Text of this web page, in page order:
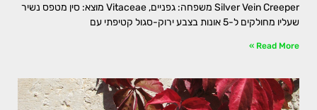
Silver Vein Creeper משפחה: גפניים, Vitaceae מוצא: סין מטפס נשיר
שעליו מחולקים ל-5 אונות בצבע ירוק-סגול קטיפתי עם
Read More »